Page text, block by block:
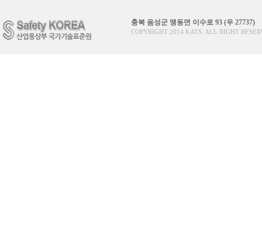
충북 음성군 맹동면 이수로 93 (우 27737)
COPYRIGHT 2014 KATS. ALL RIGHT